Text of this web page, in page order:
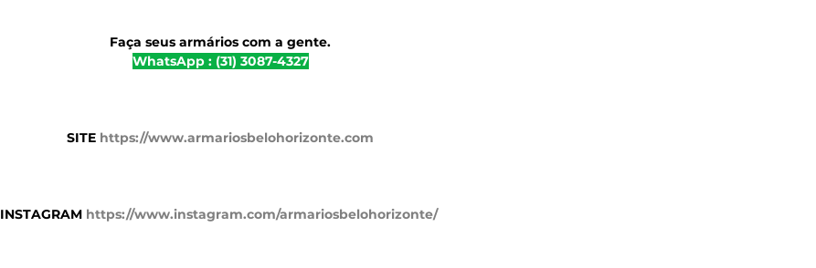
Faça seus armários com a gente.
WhatsApp : (31) 3087-4327
SITE https://www.armariosbelohorizonte.com
INSTAGRAM https://www.instagram.com/armariosbelohorizonte/